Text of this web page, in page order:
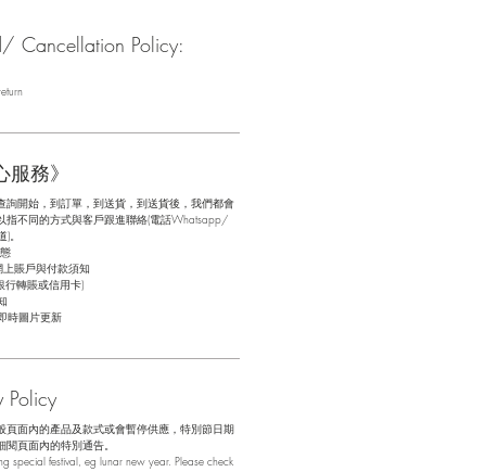
Cancellation Policy:
服務》
詢開始，到訂單，到送貨，到送貨後，我們都會
指不同的方式與客戶跟進聯絡(電話Whatsapp/
。
賬戶與付款須知
轉賬或信用卡)
圖片更新
Policy
頁面內的產品及款式或會暫停供應，特別節日期
頁面內的特別通告。
special festival, eg lunar new year. Please check